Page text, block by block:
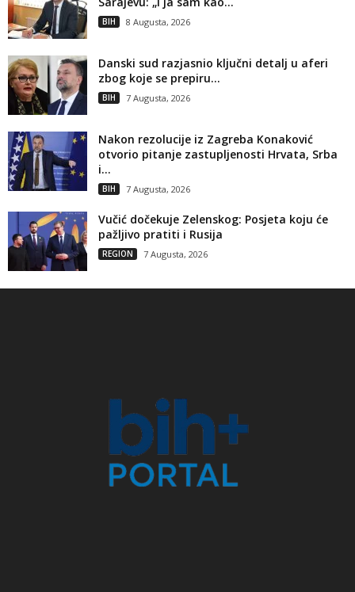
BIH 8 Augusta, 2026
Danski sud razjasnio ključni detalj u aferi
zbog koje se prepiru...
BIH 7 Augusta, 2026
Nakon rezolucije iz Zagreba Konaković
otvorio pitanje zastupljenosti Hrvata, Srba
i...
BIH 7 Augusta, 2026
Vučić dočekuje Zelenskog: Posjeta koju će
pažljivo pratiti i Rusija
REGION 7 Augusta, 2026